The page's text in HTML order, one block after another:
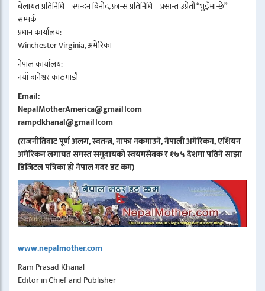
बेलायत प्रतिनिधि – स्पन्दन बिनोद, फ्रान्स प्रतिनिधि – प्रसान्त उप्रेती “भुइँमान्छे”
सम्पर्क
प्रधान कार्यालय:
Winchester Virginia, अमेरिका
नेपाल कार्यालय:
नयाँ बानेश्वर काठमाडौं
Email:
NepalMotherAmerica@gmail।com
rampdkhanal@gmail।com
(राजनीतिबाट पूर्ण अलग, स्वतन्त्र, नाफा नकमाउने, नेपाली अमेरिकन, एशियन
अमेरिकन लगायत समस्त समुदायको स्वयमसेबक र १७५ देशमा पढिने साझा
डिजिटल पत्रिका हो नेपाल मदर डट कम)
www.nepalmother.com
Ram Prasad Khanal
Editor in Chief and Publisher